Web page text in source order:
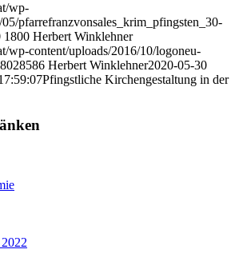
wp-
pfarrefranzvonsales_krim_pfingsten_30-
1800 Herbert Winklehner
wp-content/uploads/2016/10/logoneu-
Herbert Winklehner2020-05-30
Pfingstliche Kirchengestaltung in der